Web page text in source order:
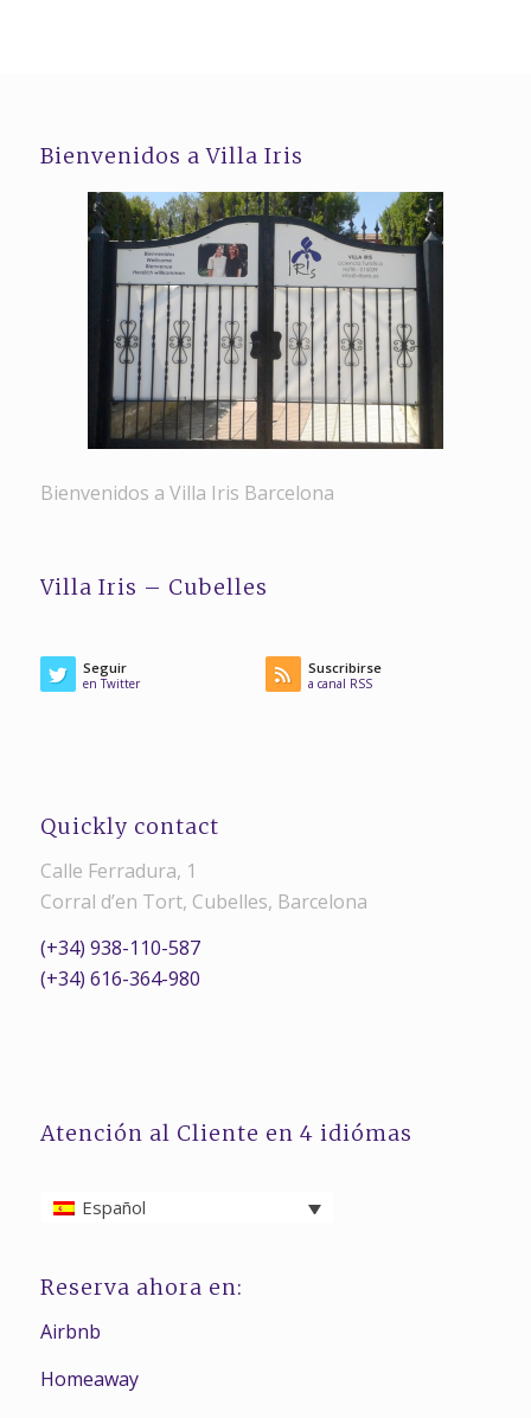
Bienvenidos a Villa Iris
Bienvenidos a Villa Iris Barcelona
Villa Iris – Cubelles
Seguir
en Twitter
Suscribirse
a canal RSS
Quickly contact
Calle Ferradura, 1
Corral d’en Tort, Cubelles, Barcelona
(+34) 938-110-587
(+34) 616-364-980
Atención al Cliente en 4 idiómas
Español
Reserva ahora en:
Airbnb
Homeaway